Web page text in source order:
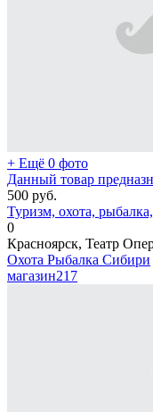
+ Ещё 0 фото
Данный товар
500 руб.
Туризм, охота,
0
Красноярск, Театр
Охота Рыбалка Сибири
магазин217